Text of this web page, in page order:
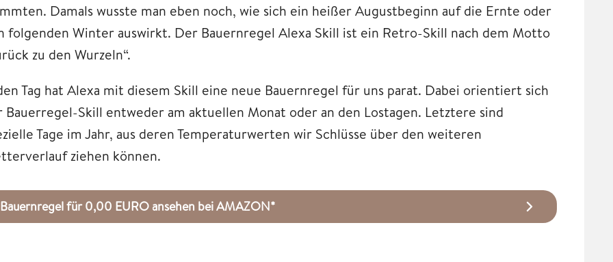
Damals wusste man eben noch, wie sich ein heißer Augustbeginn auf die Ernte oder
folgenden Winter auswirkt. Der Bauernregel Alexa Skill ist ein Retro-Skill nach dem Motto
zu den Wurzeln“.
Tag hat Alexa mit diesem Skill eine neue Bauernregel für uns parat. Dabei orientiert sich
Bauerregel-Skill entweder am aktuellen Monat oder an den Lostagen. Letztere sind
Tage im Jahr, aus deren Temperaturwerten wir Schlüsse über den weiteren
ziehen können.
Bauernregel für 0,00 EURO ansehen bei AMAZON*